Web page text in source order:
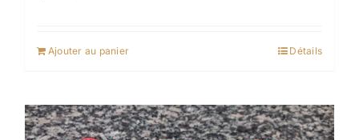
Ajouter au panier Détails